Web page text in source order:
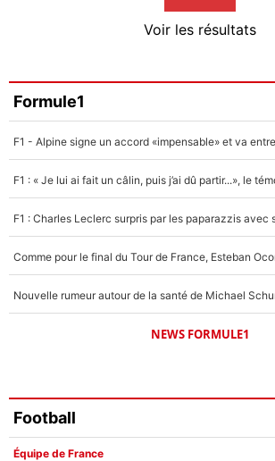
Faris Moumbagna
5%
Un autre joueur
5%
Voir les résultats
Formule1
NEWS FORMULE1
Football
Équipe de France